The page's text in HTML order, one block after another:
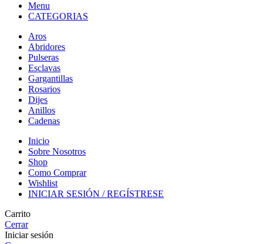
Menu
CATEGORIAS
Aros
Abridores
Pulseras
Esclavas
Gargantillas
Rosarios
Dijes
Anillos
Cadenas
Inicio
Sobre Nosotros
Shop
Como Comprar
Wishlist
INICIAR SESIÓN / REGÍSTRESE
Carrito
Cerrar
Iniciar sesión